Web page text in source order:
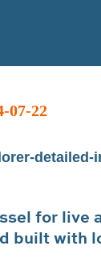
07-22
detailed-
for live
built with